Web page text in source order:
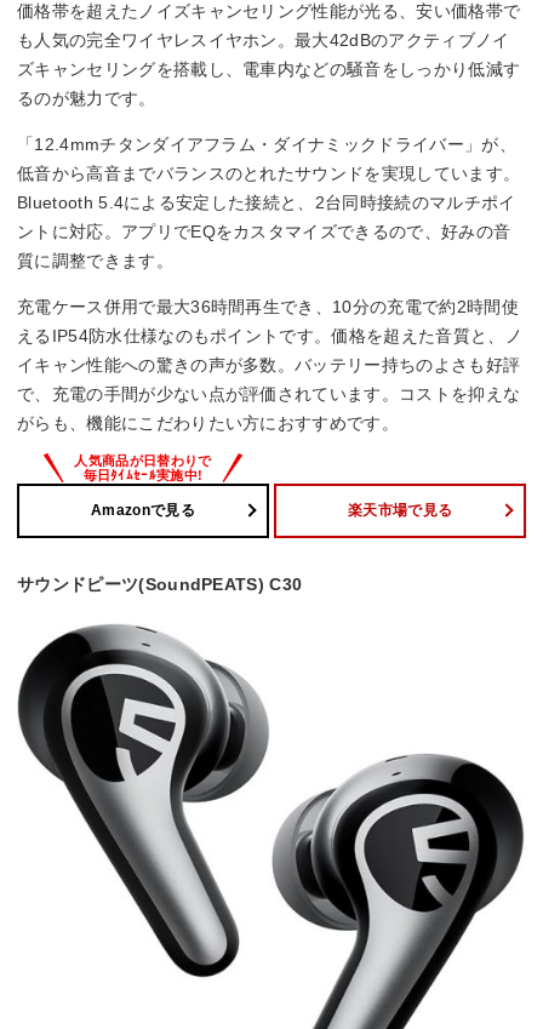
価格帯を超えたノイズキャンセリング性能が光る、安い価格帯で
も人気の完全ワイヤレスイヤホン。最大42dBのアクティブノイ
ズキャンセリングを搭載し、電車内などの騒音をしっかり低減す
るのが魅力です。
「12.4mmチタンダイアフラム・ダイナミックドライバー」が、
低音から高音までバランスのとれたサウンドを実現しています。
Bluetooth 5.4による安定した接続と、2台同時接続のマルチポイ
ントに対応。アプリでEQをカスタマイズできるので、好みの音
質に調整できます。
充電ケース併用で最大36時間再生でき、10分の充電で約2時間使
えるIP54防水仕様なのもポイントです。価格を超えた音質と、ノ
イキャン性能への驚きの声が多数。バッテリー持ちのよさも好評
で、充電の手間が少ない点が評価されています。コストを抑えな
がらも、機能にこだわりたい方におすすめです。
Amazonで見る 楽天市場で見る
サウンドピーツ(SoundPEATS) C30